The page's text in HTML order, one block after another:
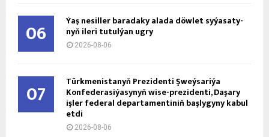
06 Ýaş ne­sil­ler ba­ra­da­ky ala­da döw­let sy­ýa­sa­ty­
nyň ile­ri tu­tul­ýan ug­ry
2026-08-06
07 Türkmenistanyň Prezidenti Şweýsariýa
Konfederasiýasynyň wise-prezidenti, Daşary
işler federal departamentiniň başlygyny kabul
etdi
2026-08-06